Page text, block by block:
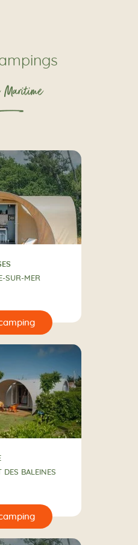
Maritime
SUR-MER
DES BALEINES